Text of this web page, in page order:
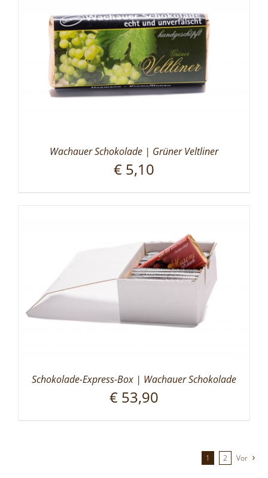
Wachauer Schokolade | Grüner Veltliner
€ 5,10
Schokolade-Express-Box | Wachauer Schokolade
€ 53,90
1 2 Vor